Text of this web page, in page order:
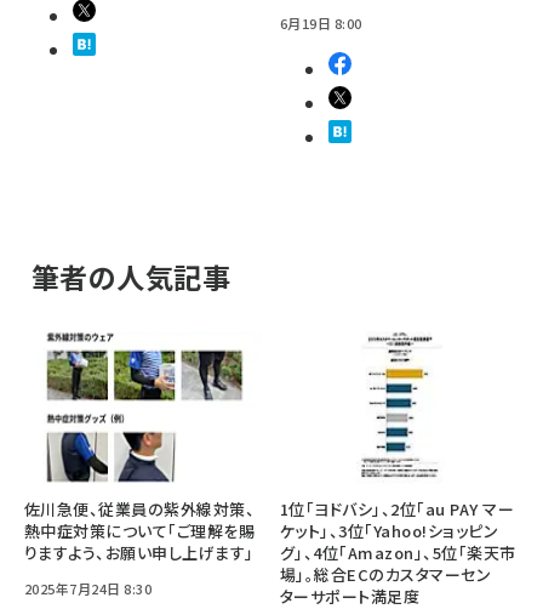
6月19日 8:00
筆者の人気記事
佐川急便、従業員の紫外線対策、
熱中症対策について「ご理解を賜
りますよう、お願い申し上げます」
2025年7月24日 8:30
1位「ヨドバシ」、2位「au PAY マー
ケット」、3位「Yahoo!ショッピン
グ」、4位「Amazon」、5位「楽天市
場」。総合ECのカスタマーセン
ターサポート満足度